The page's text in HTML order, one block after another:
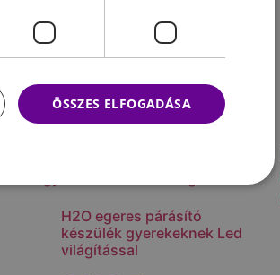
H2O egeres párásító
készülék gyerekeknek Led
világítással
ÖSSZES ELFOGADÁSA